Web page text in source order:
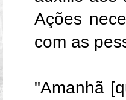
Ações
com as
"Amanhã